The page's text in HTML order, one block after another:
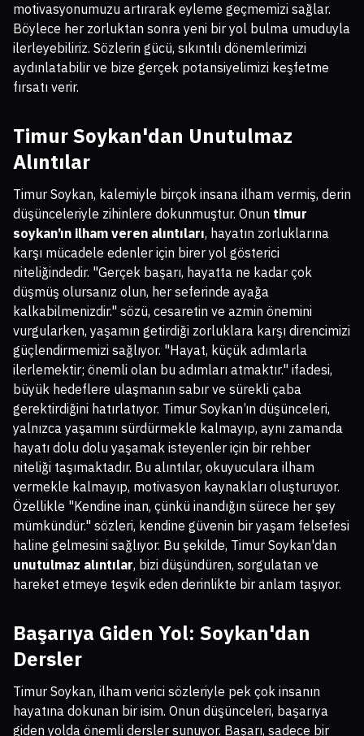
motivasyonumuzu artırarak eyleme geçmemizi sağlar.
Böylece her zorluktan sonra yeni bir yol bulma umuduyla
ilerleyebiliriz. Sözlerin gücü, sıkıntılı dönemlerimizi
aydınlatabilir ve bize gerçek potansiyelimizi keşfetme
fırsatı verir.
Timur Soykan'dan Unutulmaz
Alıntılar
Timur Soykan, kalemiyle birçok insana ilham vermiş, derin
düşünceleriyle zihinlere dokunmuştur. Onun timur
soykan’ın ilham veren alıntıları, hayatın zorluklarına
karşı mücadele edenler için birer yol gösterici
niteliğindedir. "Gerçek başarı, hayatta ne kadar çok
düşmüş olursanız olun, her seferinde ayağa
kalkabilmenizdir." sözü, cesaretin ve azmin önemini
vurgularken, yaşamın getirdiği zorluklara karşı direncimizi
güçlendirmemizi sağlıyor. "Hayat, küçük adımlarla
ilerlemektir; önemli olan bu adımları atmaktır." ifadesi,
büyük hedeflere ulaşmanın sabır ve sürekli çaba
gerektirdiğini hatırlatıyor. Timur Soykan’ın düşünceleri,
yalnızca yaşamını sürdürmekle kalmayıp, aynı zamanda
hayatı dolu dolu yaşamak isteyenler için bir rehber
niteliği taşımaktadır. Bu alıntılar, okuyuculara ilham
vermekle kalmayıp, motivasyon kaynakları oluşturuyor.
Özellikle "Kendine inan, çünkü inandığın sürece her şey
mümkündür." sözleri, kendine güvenin bir yaşam felsefesi
haline gelmesini sağlıyor. Bu şekilde, Timur Soykan'dan
unutulmaz alıntılar, bizi düşündüren, sorgulatan ve
hareket etmeye teşvik eden derinlikte bir anlam taşıyor.
Başarıya Giden Yol: Soykan'dan
Dersler
Timur Soykan, ilham verici sözleriyle pek çok insanın
hayatına dokunan bir isim. Onun düşünceleri, başarıya
giden yolda önemli dersler sunuyor. Başarı, sadece bir